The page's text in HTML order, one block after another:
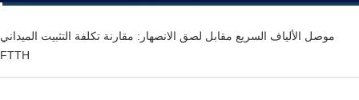
موصل الألياف السريع مقابل لصق الانصهار: مقارنة تكلفة التثبيت الميداني
FTTH